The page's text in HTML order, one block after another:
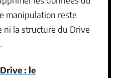
manipulation reste
ni la structure du Drive
: le